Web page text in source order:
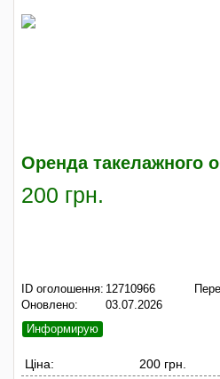
Оренда такелажного
200 грн.
ID оголошення: 12710966
Оновлено:
03.07.2026
Информирую
Ціна:
200 грн.